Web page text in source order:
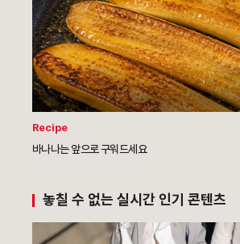
Recipe
바나나는 앞으로 구워드세요
놓칠 수 없는 실시간 인기 콘텐츠